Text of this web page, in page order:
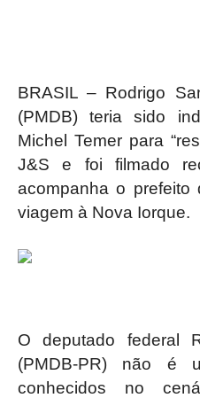
BRASIL – Rodrigo
(PMDB) teria sido
Michel Temer para
J&S e foi filmado
acompanha o
viagem à Nova Iorque.
O deputado federal
(PMDB-PR) não é
conhecidos no